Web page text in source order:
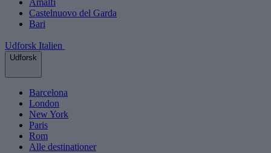
Amalfi
Castelnuovo del Garda
Bari
Udforsk Italien
Udforsk
Barcelona
London
New York
Paris
Rom
Alle destinationer